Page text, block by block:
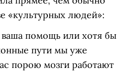
«культурных людей»:
помощь или хотя бы
пути мы уже
порою мозги работают